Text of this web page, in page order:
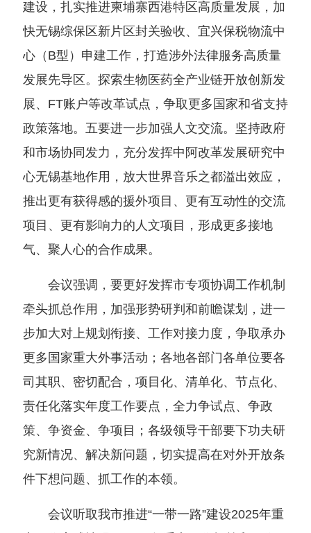
建设，扎实推进柬埔寨西港特区高质量发展，加
快无锡综保区新片区封关验收、宜兴保税物流中
心（B型）申建工作，打造涉外法律服务高质量
发展先导区。探索生物医药全产业链开放创新发
展、FT账户等改革试点，争取更多国家和省支持
政策落地。五要进一步加强人文交流。坚持政府
和市场协同发力，充分发挥中阿改革发展研究中
心无锡基地作用，放大世界音乐之都溢出效应，
推出更有获得感的援外项目、更有互动性的交流
项目、更有影响力的人文项目，形成更多接地
气、聚人心的合作成果。
会议强调，要更好发挥市专项协调工作机制
牵头抓总作用，加强形势研判和前瞻谋划，进一
步加大对上规划衔接、工作对接力度，争取承办
更多国家重大外事活动；各地各部门各单位要各
司其职、密切配合，项目化、清单化、节点化、
责任化落实年度工作要点，全力争试点、争政
策、争资金、争项目；各级领导干部要下功夫研
究新情况、解决新问题，切实提高在对外开放条
件下想问题、抓工作的本领。
会议听取我市推进“一带一路”建设2025年重